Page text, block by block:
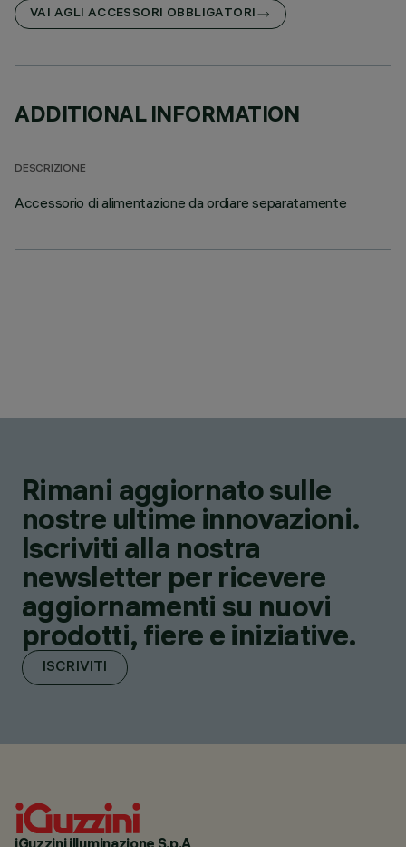
VAI AGLI ACCESSORI OBBLIGATORI
ADDITIONAL INFORMATION
DESCRIZIONE
Accessorio di alimentazione da ordiare separatamente
Rimani aggiornato sulle
nostre ultime innovazioni.
Iscriviti alla nostra
newsletter per ricevere
aggiornamenti su nuovi
prodotti, fiere e iniziative.
ISCRIVITI
iGuzzini illuminazione S.p.A